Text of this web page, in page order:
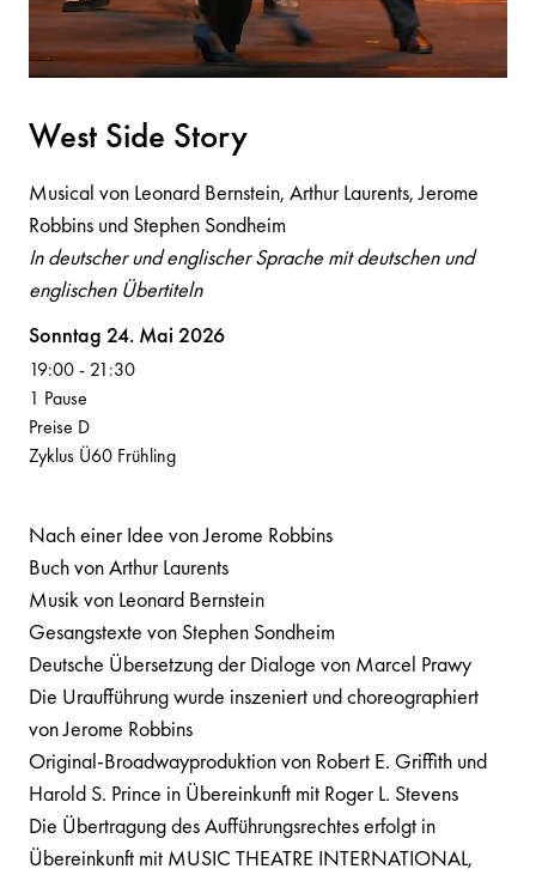
Nach einer Idee von Jerome Robbins
Buch von Arthur Laurents
Musik von Leonard Bernstein
Gesangstexte von Stephen Sondheim
Deutsche Übersetzung der Dialoge von Marcel Prawy
Die Uraufführung wurde inszeniert und choreographiert
von Jerome Robbins
Original-Broadwayproduktion von Robert E. Griffith und
Harold S. Prince in Übereinkunft mit Roger L. Stevens
Die Übertragung des Aufführungsrechtes erfolgt in
Übereinkunft mit MUSIC THEATRE INTERNATIONAL,
West Side Story
Musical von Leonard Bernstein, Arthur Laurents, Jerome
Robbins und Stephen Sondheim
In deutscher und englischer Sprache mit deutschen und
englischen Übertiteln
Volksoper
Sonntag 24. Mai 2026
19:00- 21:30
1 Pause
Preise D
Zyklus Ü60 Frühling